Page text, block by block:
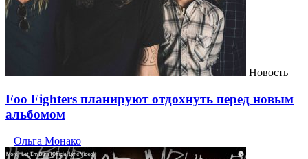
Новость
Foo Fighters планируют отдохнуть перед новым
альбомом
Ольга Монако